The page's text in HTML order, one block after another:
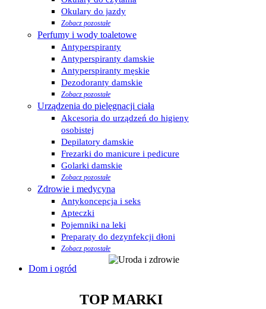
Okulary do jazdy
Zobacz pozostałe
Perfumy i wody toaletowe
Antyperspiranty
Antyperspiranty damskie
Antyperspiranty męskie
Dezodoranty damskie
Zobacz pozostałe
Urządzenia do pielęgnacji ciała
Akcesoria do urządzeń do higieny
osobistej
Depilatory damskie
Frezarki do manicure i pedicure
Golarki damskie
Zobacz pozostałe
Zdrowie i medycyna
Antykoncepcja i seks
Apteczki
Pojemniki na leki
Preparaty do dezynfekcji dłoni
Zobacz pozostałe
Dom i ogród
TOP MARKI